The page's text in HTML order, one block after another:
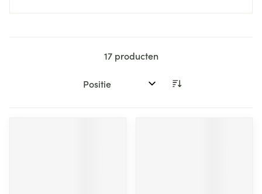
17producten
Sorteer op: